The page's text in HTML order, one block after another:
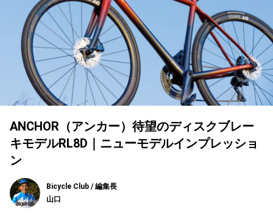
ANCHOR（アンカー）待望のディスクブレー
キモデルRL8D｜ニューモデルインプレッショ
ン
Bicycle Club / 編集長
山口